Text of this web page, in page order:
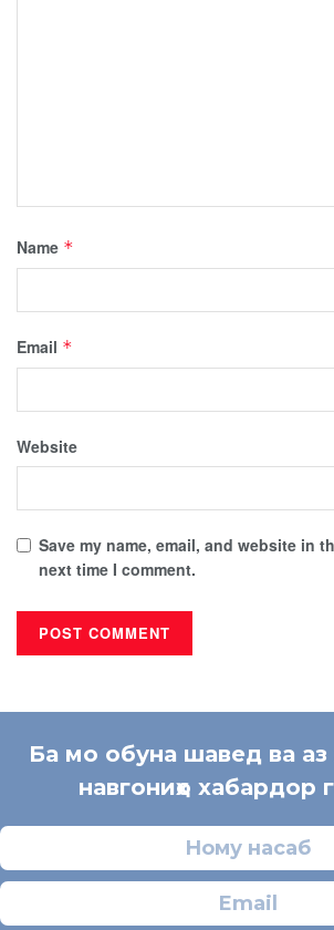
Name *
Email *
Website
Save my name, email, and website in
next time I comment.
Ба мо обуна шавед ва аз
навгониҳо хабардор